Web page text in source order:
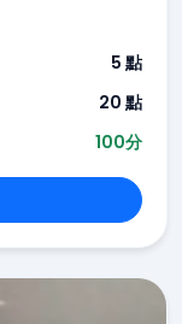
5 點
20 點
100分